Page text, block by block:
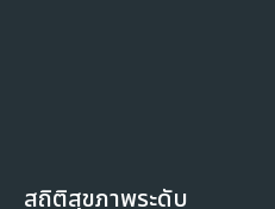
สถิติสุขภาพระดับ